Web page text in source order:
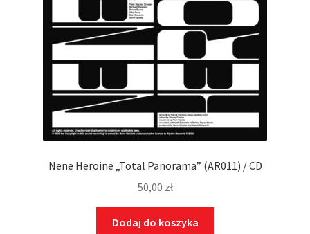
Nene Heroine „Total Panorama” (AR011) / CD
50,00 zł
Dodaj do koszyka